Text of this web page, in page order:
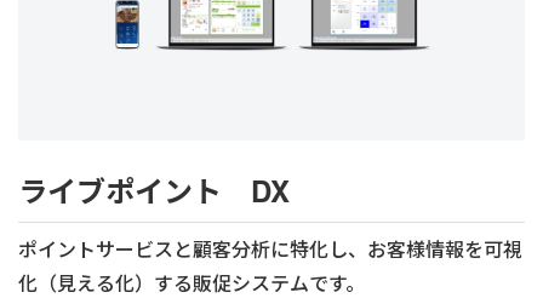
ライブポイント DX
ポイントサービスと顧客分析に特化し、お客様情報を可視
化（見える化）する販促システムです。